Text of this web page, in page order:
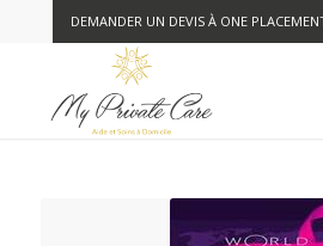
DEMANDER UN DEVIS À ONE